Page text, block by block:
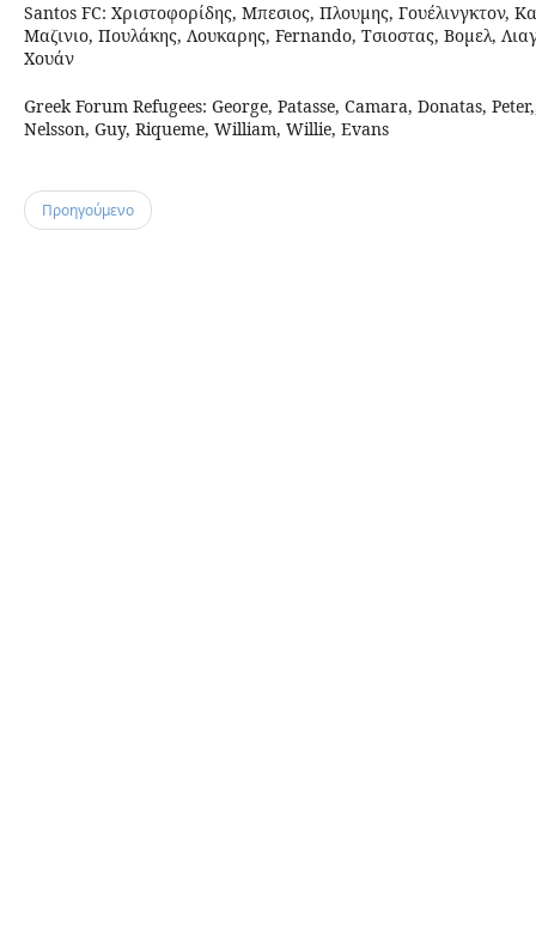
Santos FC: Χριστοφορίδης, Μπεσιος, Πλουμης, Γουέλινγκτον,
Μαζινιο, Πουλάκης, Λουκαρης, Fernando, Τσιοστας, Βομελ,
Χουάν
Greek Forum Refugees: George, Patasse, Camara, Donatas,
Nelsson, Guy, Riqueme, William, Willie, Evans
Προηγούμενο